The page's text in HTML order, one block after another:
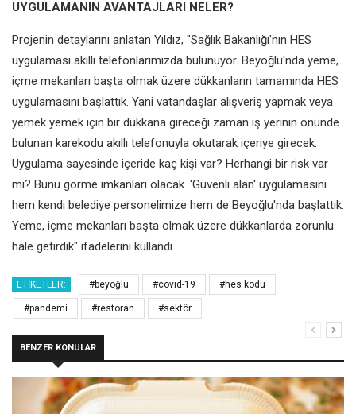
UYGULAMANIN AVANTAJLARI NELER?
Projenin detaylarını anlatan Yıldız, "Sağlık Bakanlığı'nın HES
uygulaması akıllı telefonlarımızda bulunuyor. Beyoğlu'nda yeme,
içme mekanları başta olmak üzere dükkanların tamamında HES
uygulamasını başlattık. Yani vatandaşlar alışveriş yapmak veya
yemek yemek için bir dükkana gireceği zaman iş yerinin önünde
bulunan karekodu akıllı telefonuyla okutarak içeriye girecek.
Uygulama sayesinde içeride kaç kişi var? Herhangi bir risk var
mı? Bunu görme imkanları olacak. 'Güvenli alan' uygulamasını
hem kendi belediye personelimize hem de Beyoğlu'nda başlattık.
Yeme, içme mekanları başta olmak üzere dükkanlarda zorunlu
hale getirdik" ifadelerini kullandı.
ETIKETLER: #beyoğlu #covid-19 #hes kodu
#pandemi #restoran #sektör
BENZER KONULAR